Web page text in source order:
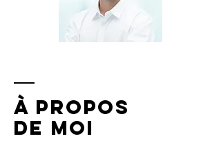
À propos
de moi